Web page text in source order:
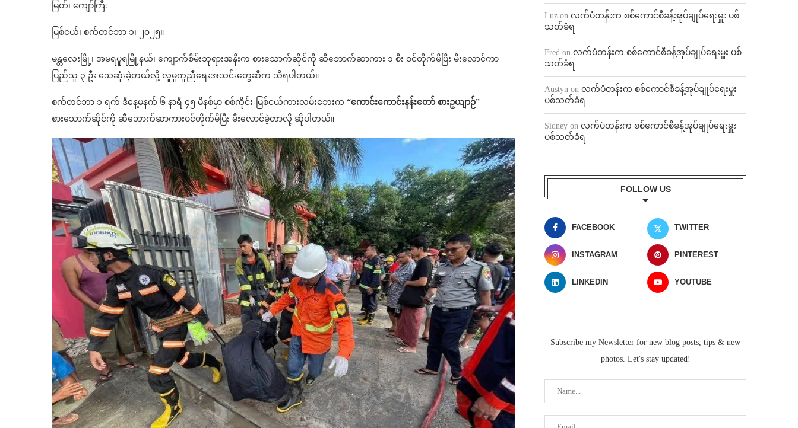
မြတ်၊ ကျော်ကြီး
မြစ်ငယ်၊ စက်တင်ဘာ ၁၊ ၂၀၂၅။
မန္တလေးမြို့၊ အမရပူရမြို့နယ်၊ ကျောက်စိမ်းဘုရားအနီးက စားသောက်ဆိုင်ကို ဆီဘောက်ဆာကား ၁ စီး ဝင်တိုက်မိပြီး မီးလောင်ကာ
ပြည်သူ ၃ ဦး သေဆုံးခဲ့တယ်လို့ လူမှုကူညီရေးအသင်းတွေဆီက သိရပါတယ်။
စက်တင်ဘာ ၁ ရက် ဒီနေ့မနက် ၆ နာရီ ၄၅ မိနစ်မှာ စစ်ကိုင်း-မြစ်ငယ်ကားလမ်းဘေးက “ကောင်းကောင်းနန်းတော် စားဥယျာဉ်”
စားသောက်ဆိုင်ကို ဆီဘောက်ဆာကားဝင်တိုက်မိပြီး မီးလောင်ခဲ့တာလို့ ဆိုပါတယ်။
Luz on လက်ပံတန်းက စစ်ကောင်စီခန့်အုပ်ချုပ်ရေးမှူး ပစ်
သတ်ခံရ
Fred on လက်ပံတန်းက စစ်ကောင်စီခန့်အုပ်ချုပ်ရေးမှူး ပစ်
သတ်ခံရ
Austyn on လက်ပံတန်းက စစ်ကောင်စီခန့်အုပ်ချုပ်ရေးမှူး
ပစ်သတ်ခံရ
Sidney on လက်ပံတန်းက စစ်ကောင်စီခန့်အုပ်ချုပ်ရေးမှူး
ပစ်သတ်ခံရ
FOLLOW US
FACEBOOK TWITTER
INSTAGRAM PINTEREST
LINKEDIN YOUTUBE
Subscribe my Newsletter for new blog posts, tips & new
photos. Let's stay updated!